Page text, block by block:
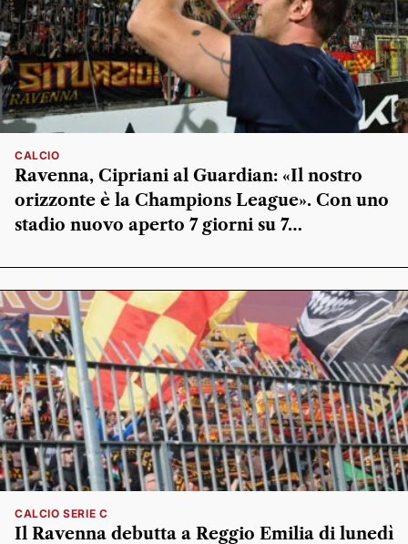
CALCIO
Ravenna, Cipriani al Guardian: «Il nostro
orizzonte è la Champions League». Con uno
stadio nuovo aperto 7 giorni su 7…
CALCIO SERIE C
Il Ravenna debutta a Reggio Emilia di lunedì